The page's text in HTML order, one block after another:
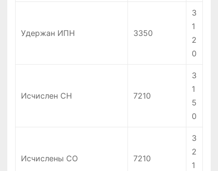
Удержан ИПН 3350
3
1
2
0
Исчислен СН 7210
3
1
5
0
Исчислены СО 7210
3
2
1